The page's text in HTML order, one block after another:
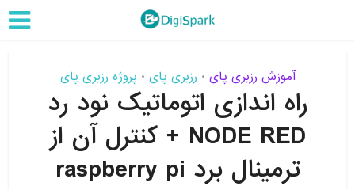
آموزش رزبری پای • رزبری پای • پروژه رزبری پای
راه اندازی اتوماتیک نود رد
NODE RED + کنترل آن از
ترمینال برد raspberry pi